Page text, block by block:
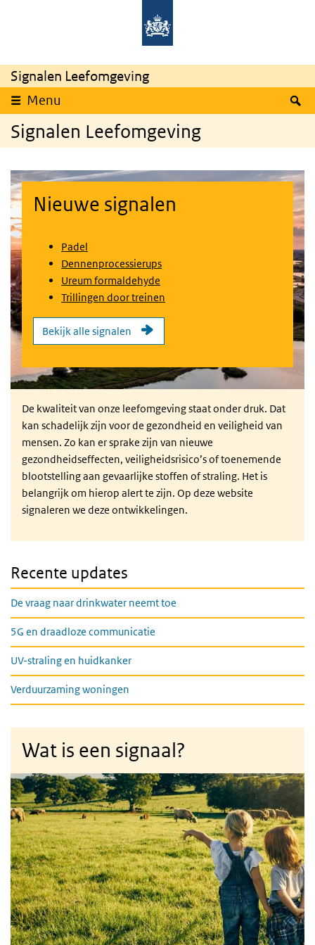
Overslaan en naar de inhoud gaan
Signalen Leefomgeving
Menu
Signalen Leefomgeving
Nieuwe signalen
Padel
Dennenprocessierups
Ureum formaldehyde
Trillingen door treinen
Bekijk alle signalen
De kwaliteit van onze leefomgeving staat onder druk. Dat
kan schadelijk zijn voor de gezondheid en veiligheid van
mensen. Zo kan er sprake zijn van nieuwe
gezondheidseffecten, veiligheidsrisico’s of toenemende
blootstelling aan gevaarlijke stoffen of straling. Het is
belangrijk om hierop alert te zijn. Op deze website
signaleren we deze ontwikkelingen.
Recente updates
De vraag naar drinkwater neemt toe
5G en draadloze communicatie
UV-straling en huidkanker
Verduurzaming woningen
Wat is een signaal?